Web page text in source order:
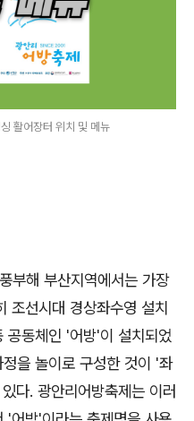
활어장터 위치 및 메뉴
부해 부산지역에서는 가장
조선시대 경상좌수영 설치
공동체인 '어방'이 설치되었
을 놀이로 구성한 것이 '좌
다. 광안리어방축제는 이러